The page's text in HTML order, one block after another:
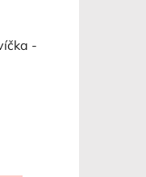
-